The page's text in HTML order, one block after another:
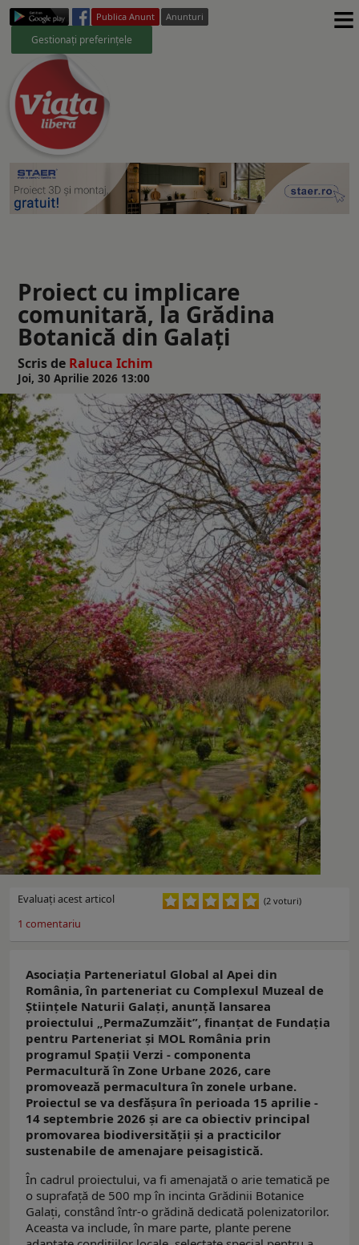
Publica Anunt Anunturi
Gestionați preferințele ≡
Proiect cu implicare
comunitară, la Grădina
Botanică din Galați
Scris de Raluca Ichim
Joi, 30 Aprilie 2026 13:00
Evaluaţi acest articol (2 voturi)
1 comentariu
Asociația Parteneriatul Global al Apei din
România, în parteneriat cu Complexul Muzeal de
Științele Naturii Galați, anunță lansarea
proiectului „PermaZumzăit”, finanțat de Fundația
pentru Parteneriat și MOL România prin
programul Spații Verzi - componenta
Permacultură în Zone Urbane 2026, care
promovează permacultura în zonele urbane.
Proiectul se va desfășura în perioada 15 aprilie -
14 septembrie 2026 și are ca obiectiv principal
promovarea biodiversității și a practicilor
sustenabile de amenajare peisagistică.
În cadrul proiectului, va fi amenajată o arie tematică pe
o suprafață de 500 mp în incinta Grădinii Botanice
Galați, constând într-o grădină dedicată polenizatorilor.
Aceasta va include, în mare parte, plante perene